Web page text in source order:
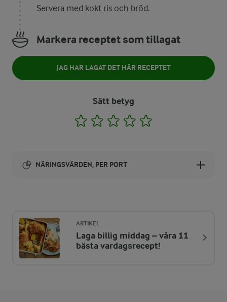
Servera med kokt ris och bröd.
Markera receptet som tillagat
JAG HAR LAGAT DET HÄR RECEPTET
Sätt betyg
1 2 3 4
NÄRINGSVÄRDEN, PER PORT
ENERGIDISTRIBUTION %
NÄRINGSVÄRDEN PER PORT
ARTIKEL
Laga billig middag – våra 11
bästa vardagsrecept!